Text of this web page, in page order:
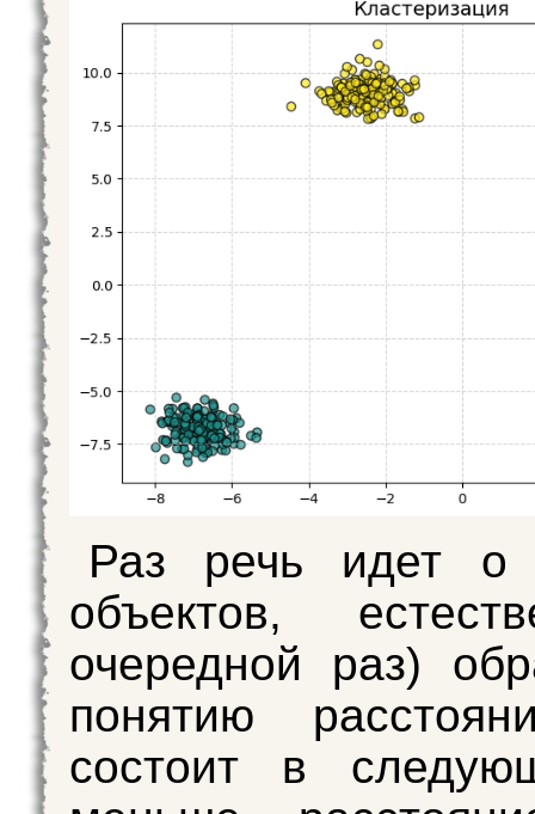
Раз речь идет о
объектов,
очередной раз)
понятию
состоит в